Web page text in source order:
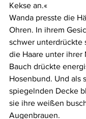
Kekse an.«
Wanda presste die
Ohren. In ihrem
schwer unterdrückte
die Haare unter ihrer
Bauch drückte
Hosenbund. Und als
spiegelnden Decke
sie ihre weißen
Augenbrauen.